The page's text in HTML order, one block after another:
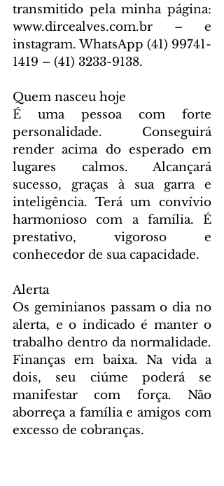
transmitido pela minha página:
www.dircealves.com.br – e
instagram. WhatsApp (41) 99741-
1419 – (41) 3233-9138.
Quem nasceu hoje
É uma pessoa com forte
personalidade. Conseguirá
render acima do esperado em
lugares calmos. Alcançará
sucesso, graças à sua garra e
inteligência. Terá um convívio
harmonioso com a família. É
prestativo, vigoroso e
conhecedor de sua capacidade.
Alerta
Os geminianos passam o dia no
alerta, e o indicado é manter o
trabalho dentro da normalidade.
Finanças em baixa. Na vida a
dois, seu ciúme poderá se
manifestar com força. Não
aborreça a família e amigos com
excesso de cobranças.